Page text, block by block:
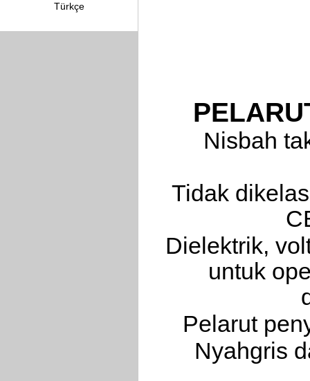
Türkçe
Nisbah
Tidak
Dielektrik,
untuk
Pelarut
Nyahgris